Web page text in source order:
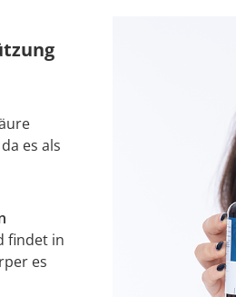
es als
findet in
es